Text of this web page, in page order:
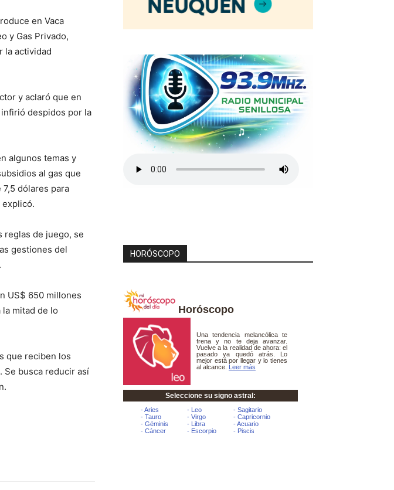
en Vaca
y Gas Privado,
la actividad
y aclaró que en
despidos por la
algunos temas y
al gas que
dólares para
explicó.
reglas de juego, se
gestiones del
US$ 650 millones
mitad de lo
que reciben los
busca reducir así
HORÓSCOPO
Horóscopo